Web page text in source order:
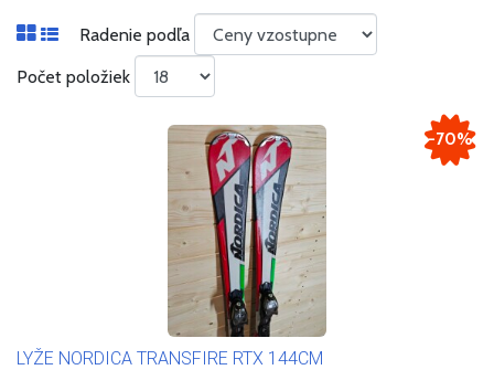
Radenie podľa
Počet položiek
LYŽE NORDICA TRANSFIRE RTX 144CM
-70%